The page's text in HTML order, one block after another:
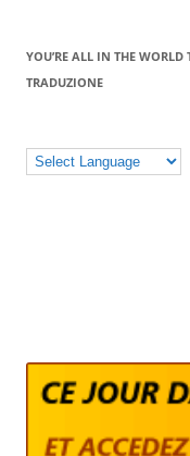
YOU’RE ALL IN THE WORLD
TRADUZIONE